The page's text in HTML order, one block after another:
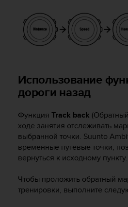
Использование
дороги назад
Функция Track back
ходе занятия отслеживать
выбранной точки. Suunto
временные путевые точки,
вернуться к исходному пункту.
Чтобы проложить обратный
тренировки, выполните